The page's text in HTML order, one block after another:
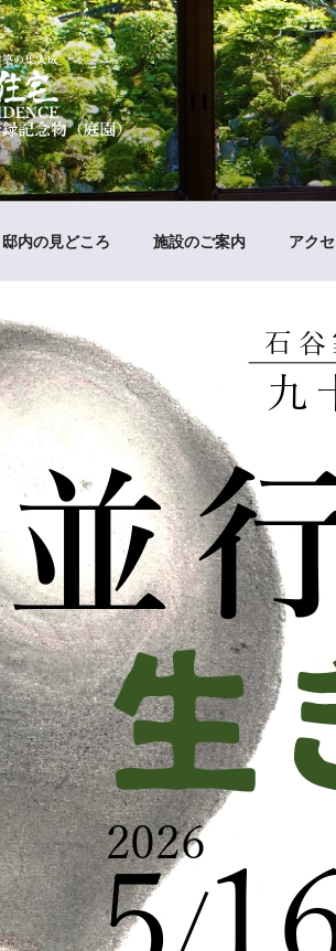
谷家住宅
名勝（石谷氏庭園）
邸内の見どころ 施設のご案内 アク